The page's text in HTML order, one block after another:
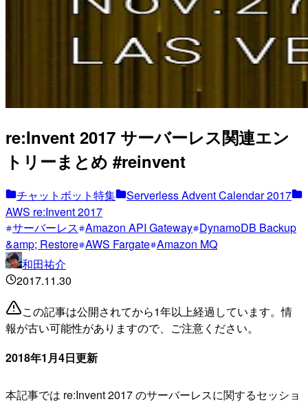
re:Invent 2017 サーバーレス関連エン
トリーまとめ #reinvent
チャットボット特集
Serverless Advent Calendar 2017
AWS re:Invent 2017
サーバーレス Amazon API Gateway DynamoDB Backup
&amp; Restore AWS Fargate Amazon MQ
和田祐介
2017.11.30
この記事は公開されてから1年以上経過しています。情
報が古い可能性がありますので、ご注意ください。
2018年1月4日更新
本記事では re:Invent 2017 のサーバーレスに関するセッショ